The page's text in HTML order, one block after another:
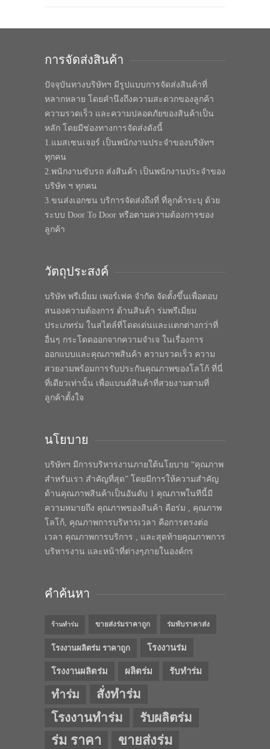
การจัดส่งสินค้า
ปัจจุบันทางบริษัทฯ มีรูปแบบการจัดส่งสินค้าที่
หลากหลาย โดยคำนึงถึงความสะดวกของลูกค้า
ความรวดเร็ว และความปลอดภัยของสินค้าเป็น
หลัก โดยมีช่องทางการจัดส่งดังนี้
1.แมสเซนเจอร์ เป็นพนักงานประจำของบริษัทฯ
ทุกคน
2.พนักงานขับรถ ส่งสินค้า เป็นพนักงานประจำของ
บริษัท ฯ ทุกคน
3.ขนส่งเอกชน บริการจัดส่งถึงที่ ที่ลูกค้าระบุ ด้วย
ระบบ Door To Door หรือตามความต้องการของ
ลูกค้า
วัตถุประสงค์
บริษัท พรีเมี่ยม เพอร์เฟค จำกัด จัดตั้งขึ้นเพื่อตอบ
สนองความต้องการ ด้านสินค้า ร่มพรีเมี่ยม
ประเภทร่ม ในสไตล์ที่โดดเด่นและแตกต่างกว่าที่
อื่นๆ กระโดดออกจากความจำเจ ในเรื่องการ
ออกแบบและคุณภาพสินค้า ความรวดเร็ว ความ
สวยงามพร้อมการรับประกันคุณภาพของโลโก้ ที่นี่
ที่เดียวเท่านั้น เพื่อแบนด์สินค้าที่สวยงามตามที่
ลูกค้าตั้งใจ
นโยบาย
บริษัทฯ มีการบริหารงานภายใต้นโยบาย “คุณภาพ
สำหรับเรา สำคัญที่สุด” โดยมีการให้ความสำคัญ
ด้านคุณภาพสินค้าเป็นอันดับ 1 คุณภาพในทีนี้มี
ความหมายถึง คุณภาพของสินค้า คือร่ม , คุณภาพ
โลโก้, คุณภาพการบริหารเวลา คือการตรงต่อ
เวลา คุณภาพการบริการ , และสุดท้ายคุณภาพการ
บริหารงาน และหน้าที่ต่างๆภายในองค์กร
คำค้นหา
ร้านทำร่ม ขายส่งร่มราคาถูก ร่มพับราคาส่ง
โรงงานผลิตร่ม ราคาถูก โรงงานร่ม
โรงงานผลิตร่ม ผลิตร่ม รับทำร่ม
ทำร่ม
สั่งทำร่ม
โรงงานทำร่ม
รับผลิตร่ม
ร่ม ราคา ขายส่งร่ม